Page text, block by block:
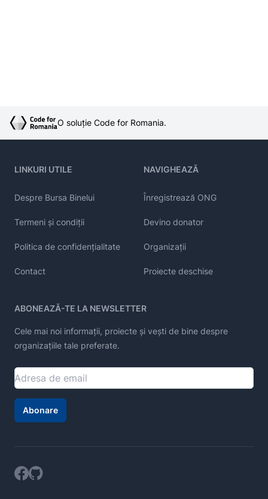
O soluție Code for Romania.
LINKURI UTILE
Despre Bursa Binelui
Termeni și condiții
Politica de confidențialitate
Contact
NAVIGHEAZĂ
Înregistrează ONG
Devino donator
Organizații
Proiecte deschise
ABONEAZĂ-TE LA NEWSLETTER
Cele mai noi informații, proiecte și vești de bine despre
organizațiile tale preferate.
Abonare